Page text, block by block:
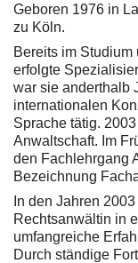
Geboren 1976 in
zu Köln.
Bereits im
erfolgte
war sie anderthalb
internationalen
Sprache tätig.
Anwaltschaft. Im
den Fachlehrgang
Bezeichnung
In den Jahren
Rechtsanwältin in
umfangreiche
Durch ständige